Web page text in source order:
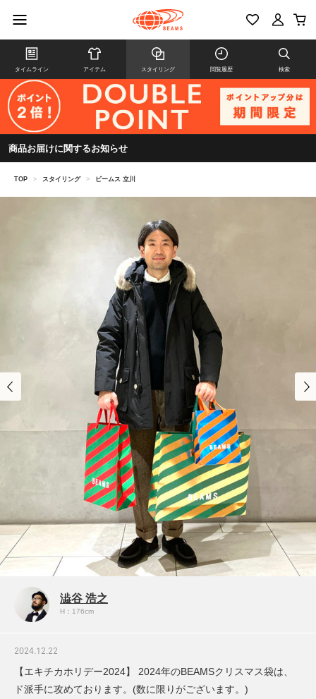
タイムライン アイテム スタイリング 閲覧履歴 検索
商品お届けに関するお知らせ
TOP > スタイリング > ビームス 立川
澁谷 浩之
H：176cm
2024.12.22
【エキチカホリデー2024】 2024年のBEAMSクリスマス袋は、
ド派手に攻めております。(数に限りがございます。)